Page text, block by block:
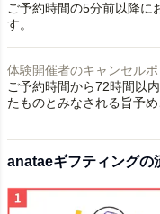
ご予約時間の5分前以降に
す。
体験開催者のキャンセル
ご予約時間から72時間以
たものとみなされる旨予め
anataeギフティングの